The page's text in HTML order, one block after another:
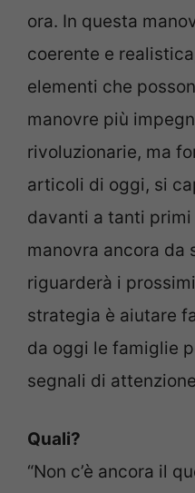
ora. In questa
coerente e
elementi che
manovre più
rivoluzionarie, ma
articoli di oggi, si
davanti a tanti
manovra ancora da
riguarderà i
strategia è aiutare
da oggi le famiglie
segnali di
Quali?
“Non c’è ancora il